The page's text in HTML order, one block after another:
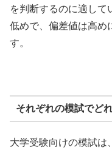
を判断するのに適して
低めで、偏差値は高め
す。
それぞれの模試でど
大学受験向けの模試は